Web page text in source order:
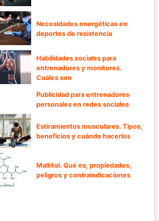
Necesidades energéticas en
deportes de resistencia
Habilidades sociales para
entrenadores y monitores.
Cuáles son
Publicidad para entrenadores
personales en redes sociales
Estiramientos musculares. Tipos,
beneficios y cuándo hacerlos
Maltitol. Qué es, propiedades,
peligros y contraindicaciones